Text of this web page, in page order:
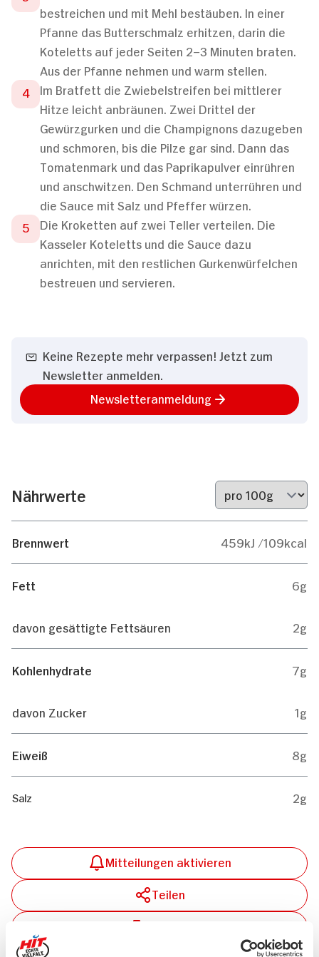
bestreichen und mit Mehl bestäuben. In einer
Pfanne das Butterschmalz erhitzen, darin die
Koteletts auf jeder Seiten 2–3 Minuten braten.
Aus der Pfanne nehmen und warm stellen.
Im Bratfett die Zwiebelstreifen bei mittlerer
Hitze leicht anbräunen. Zwei Drittel der
Gewürzgurken und die Champignons dazugeben
und schmoren, bis die Pilze gar sind. Dann das
Tomatenmark und das Paprikapulver einrühren
und anschwitzen. Den Schmand unterrühren und
die Sauce mit Salz und Pfeffer würzen.
Die Kroketten auf zwei Teller verteilen. Die
Kasseler Koteletts und die Sauce dazu
anrichten, mit den restlichen Gurkenwürfelchen
bestreuen und servieren.
Keine Rezepte mehr verpassen! Jetzt zum
Newsletter anmelden.
Newsletteranmeldung
Nährwerte
Brennwert 459kJ /109kcal
Fett 6g
davon gesättigte Fettsäuren 2g
Kohlenhydrate 7g
davon Zucker 1g
Eiweiß 8g
Salz 2g
Mitteilungen aktivieren
Teilen